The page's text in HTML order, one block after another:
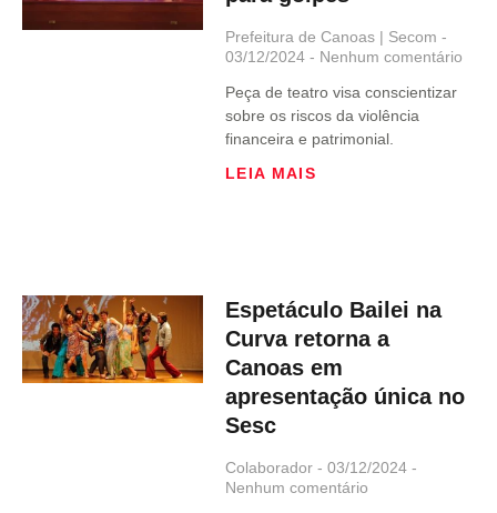
Prefeitura de Canoas | Secom
03/12/2024
Nenhum comentário
Peça de teatro visa conscientizar
sobre os riscos da violência
financeira e patrimonial.
LEIA MAIS
Espetáculo Bailei na
Curva retorna a
Canoas em
apresentação única no
Sesc
Colaborador 03/12/2024
Nenhum comentário